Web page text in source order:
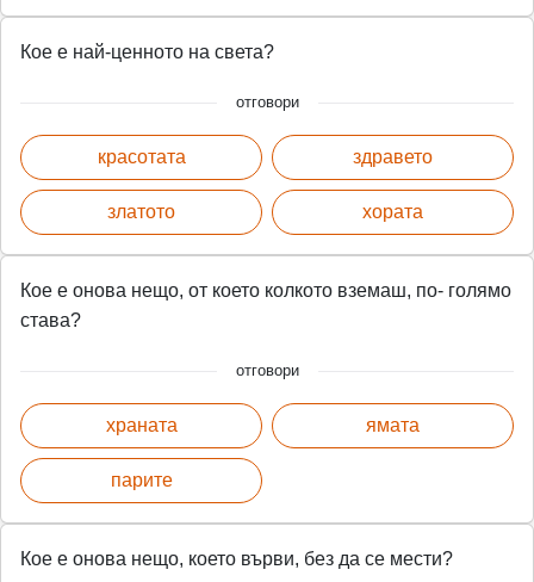
Кое е най-ценното на света?
отговори
красотата
златото
здравето
хората
Кое е онова нещо, от което колкото вземаш, по- голямо
става?
отговори
храната
парите
ямата
Кое е онова нещо, което върви, без да се мести?